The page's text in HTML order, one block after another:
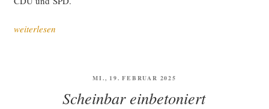
„Unsor­
weiterlesen
VERÖFFENTLICHT
MI., 19. FEBRUAR 2025
Scheinbar einbetoniert